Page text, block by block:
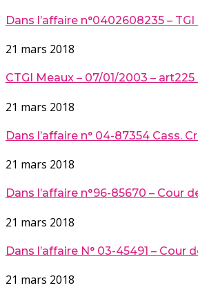
Dans l’affaire n°0402608235 –
21 mars 2018
CTGI Meaux – 07/01/2003 –
21 mars 2018
Dans l’affaire n° 04-87354 Cass.
21 mars 2018
Dans l’affaire n°96-85670 – Cour
21 mars 2018
Dans l’affaire N° 03-45491 –
21 mars 2018